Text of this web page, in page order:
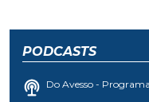
PODCASTS
Do Avesso -